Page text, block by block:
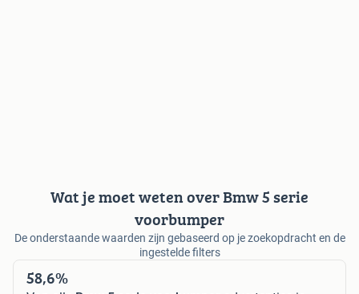
Wat je moet weten over Bmw 5 serie
voorbumper
De onderstaande waarden zijn gebaseerd op je zoekopdracht en de
ingestelde filters
58,6%